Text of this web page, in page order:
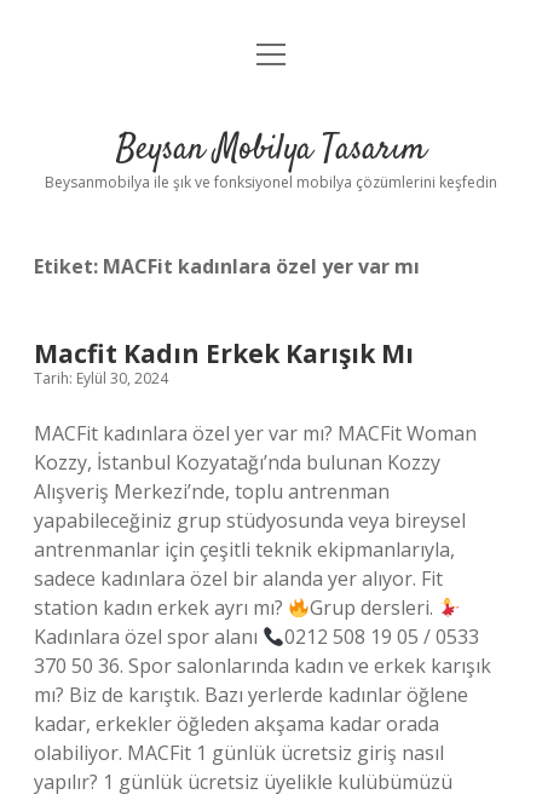
Anasayfa
Yasal Uyarı
menüyü
Beysan Mobilya Tasarım
Beysanmobilya ile şık ve fonksiyonel mobilya çözümlerini keşfedin
Etiket: MACFit kadınlara özel yer var mı
Macfit Kadın Erkek Karışık Mı
Tarih: Eylül 30, 2024
MACFit kadınlara özel yer var mı? MACFit Woman
Kozzy, İstanbul Kozyatağı’nda bulunan Kozzy
Alışveriş Merkezi’nde, toplu antrenman
yapabileceğiniz grup stüdyosunda veya bireysel
antrenmanlar için çeşitli teknik ekipmanlarıyla,
sadece kadınlara özel bir alanda yer alıyor. Fit
station kadın erkek ayrı mı?
Grup dersleri.
Kadınlara özel spor alanı
0212 508 19 05 / 0533
370 50 36. Spor salonlarında kadın ve erkek karışık
mı? Biz de karıştık. Bazı yerlerde kadınlar öğlene
kadar, erkekler öğleden akşama kadar orada
olabiliyor. MACFit 1 günlük ücretsiz giriş nasıl
yapılır? 1 günlük ücretsiz üyelikle kulübümüzü